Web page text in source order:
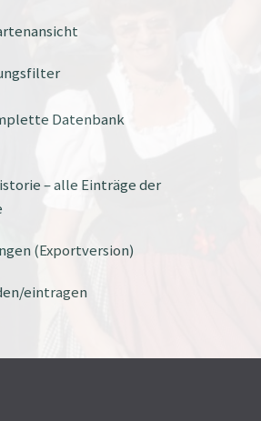
Datenbank
– alle Einträge der
(Exportversion)
eintragen